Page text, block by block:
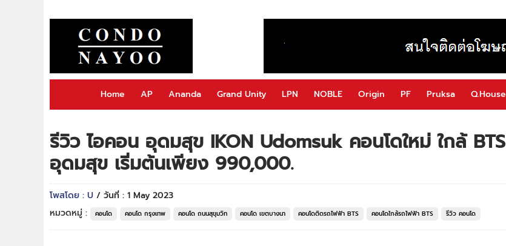
Home AP Ananda Grand Unity LPN NOBLE Origin PF Pruksa Q.House
รีวิว ไอคอน อุดมสุข IKON Udomsuk คอนโดใหม่ ใกล้ BTS
อุดมสุข เริ่มต้นเพียง 990,000.
โพสโดย : U / วันที่ : 1 May 2023
หมวดหมู่ :
คอนโด คอนโด กรุงเทพ คอนโด ถนนสุขุมวิท คอนโด เขตบางนา คอนโดติดรถไฟฟ้า BTS คอนโดใกล้รถไฟฟ้า BTS รีวิว คอนโด